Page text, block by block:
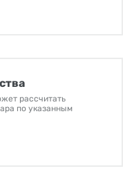
рассчитать
по указанным